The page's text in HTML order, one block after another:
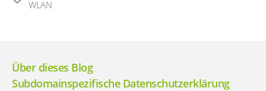
WLAN
Über dieses Blog
Subdomainspezifische Datenschutzerklärung